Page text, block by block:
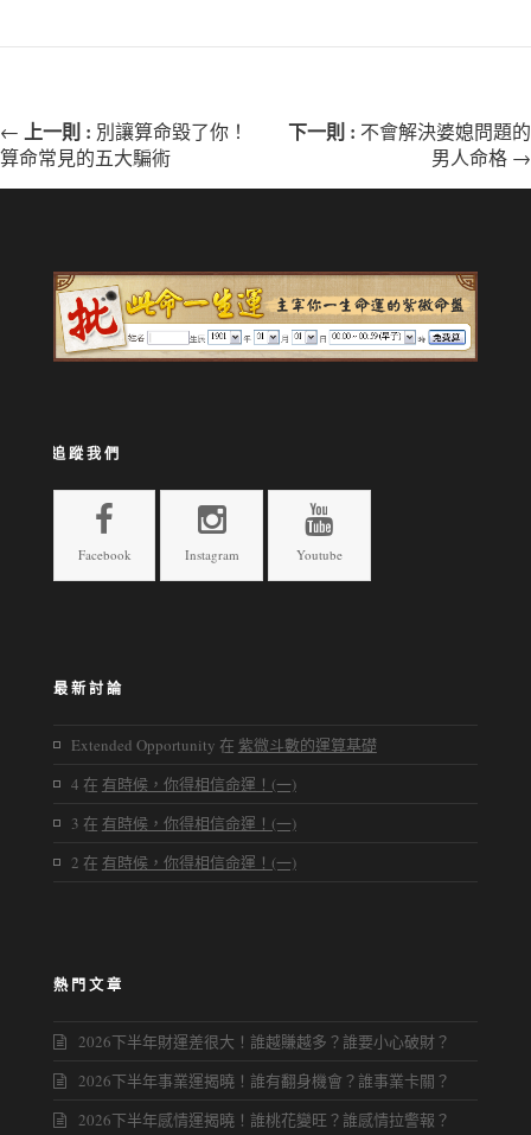
下一則 : 不會解決婆媳問題的
男人命格 →
← 上一則 : 別讓算命毀了你！
算命常見的五大騙術
追蹤我們
Facebook Instagram Youtube
最新討論
Extended Opportunity 在 紫微斗數的運算基礎
4 在 有時候，你得相信命運！(一)
3 在 有時候，你得相信命運！(一)
2 在 有時候，你得相信命運！(一)
熱門文章
2026下半年財運差很大！誰越賺越多？誰要小心破財？
2026下半年事業運揭曉！誰有翻身機會？誰事業卡關？
2026下半年感情運揭曉！誰桃花變旺？誰感情拉警報？